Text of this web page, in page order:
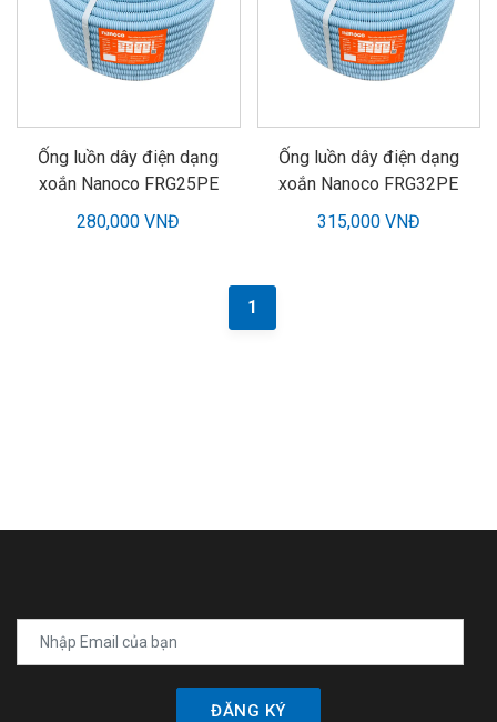
Ống luồn dây điện dạng
xoắn Nanoco FRG25PE
280,000 VNĐ
Ống luồn dây điện dạng
xoắn Nanoco FRG32PE
315,000 VNĐ
1
ĐĂNG KÝ